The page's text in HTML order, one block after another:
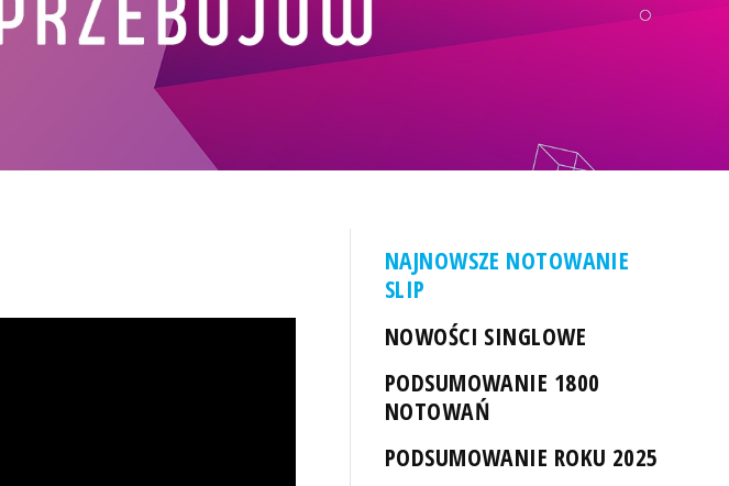
NAJNOWSZE NOTOWANIE
SLIP
NOWOŚCI SINGLOWE
PODSUMOWANIE 1800
NOTOWAŃ
PODSUMOWANIE ROKU 2025